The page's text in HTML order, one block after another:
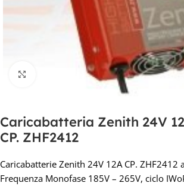
Clicca per ingrandire
Caricabatteria Zenith 24V
CP. ZHF2412
Caricabatterie Zenith 24V 12A CP. ZHF2412
Frequenza Monofase 185V – 265V, ciclo